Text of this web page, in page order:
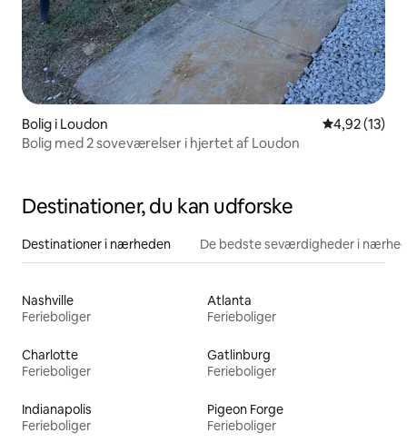
Bolig i Loudon 4,92 ud af 5
4,92 (13)
Bolig med 2 soveværelser i hjertet af Loudon
Destinationer, du kan udforske
Destinationer i nærheden De bedste seværdigheder i
Nashville
Ferieboliger
Atlanta
Ferieboliger
Charlotte
Ferieboliger
Gatlinburg
Ferieboliger
Indianapolis
Ferieboliger
Pigeon Forge
Ferieboliger